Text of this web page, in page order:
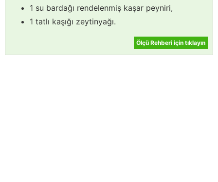
1 su bardağı rendelenmiş kaşar peyniri,
1 tatlı kaşığı zeytinyağı.
Ölçü Rehberi için tıklayın